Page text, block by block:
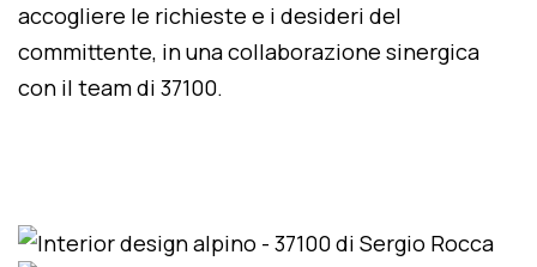
accogliere le richieste e i desideri del
committente, in una collaborazione sinergica
con il team di 37100.